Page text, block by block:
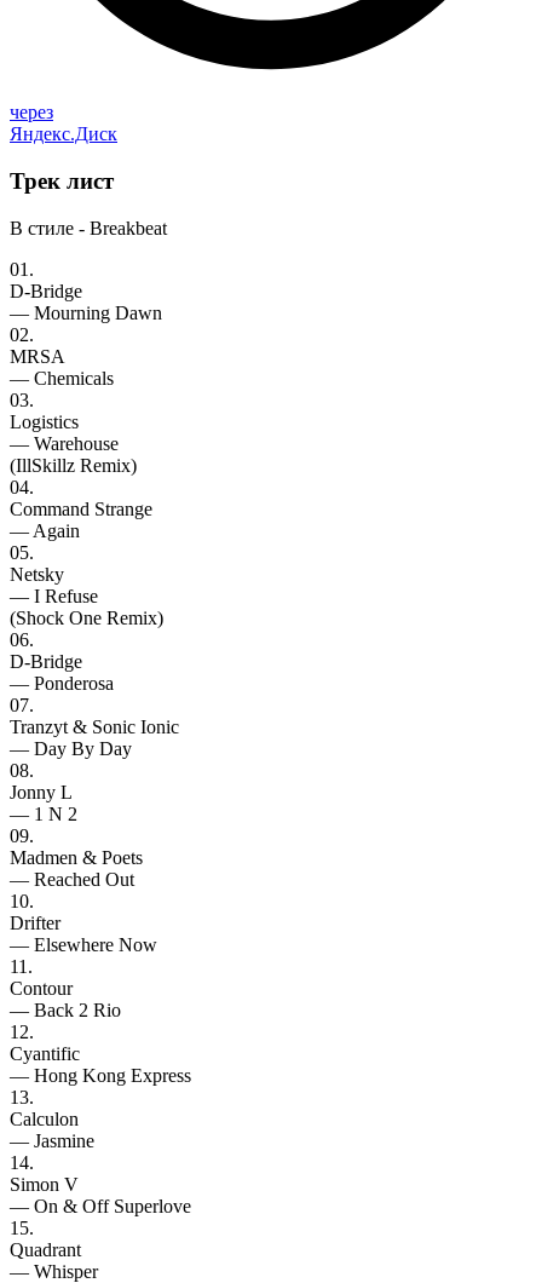
через
Яндекс.Диск
Трек лист
В стиле - Breakbeat
01.
D-Bridge
— Mourning Dawn
02.
MRSA
— Chemicals
03.
Logistics
— Warehouse
(IllSkillz Remix)
04.
Command Strange
— Again
05.
Netsky
— I Refuse
(Shock One Remix)
06.
D-Bridge
— Ponderosa
07.
Tranzyt & Sonic Ionic
— Day By Day
08.
Jonny L
— 1 N 2
09.
Madmen & Poets
— Reached Out
10.
Drifter
— Elsewhere Now
11.
Contour
— Back 2 Rio
12.
Cyantific
— Hong Kong Express
13.
Calculon
— Jasmine
14.
Simon V
— On & Off Superlove
15.
Quadrant
— Whisper